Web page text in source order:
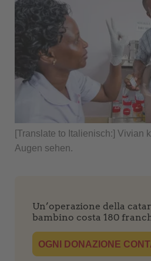
[Translate to Italienisch:] Vivian
Augen sehen.
Un’operazione della
bambino costa 180
OGNI DONAZIONE